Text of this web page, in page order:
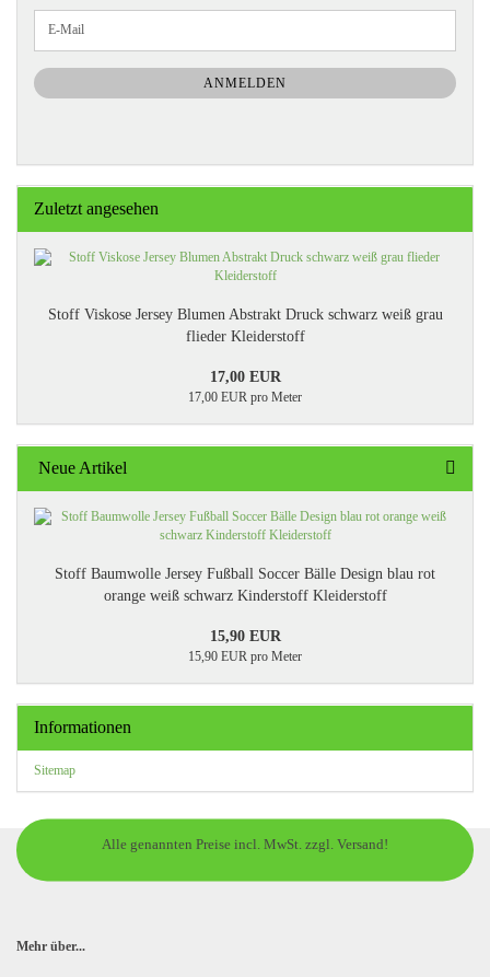
ZUR
NEWSLETTER-
ANMELDUNG
E-
ANMELDEN
Zuletzt angesehen
Stoff Viskose Jersey Blumen Abstrakt Druck schwarz weiß grau
flieder Kleiderstoff
17,00 EUR
17,00 EUR pro Meter
Neue Artikel
Stoff Baumwolle Jersey Fußball Soccer Bälle Design blau rot
orange weiß schwarz Kinderstoff Kleiderstoff
15,90 EUR
15,90 EUR pro Meter
Informationen
Sitemap
Alle genannten Preise incl. MwSt. zzgl. Versand!
Mehr über...